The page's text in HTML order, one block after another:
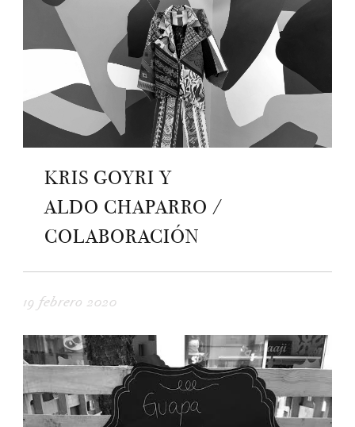
KRIS GOYRI Y
ALDO CHAPARRO /
COLABORACIÓN
19 febrero 2020